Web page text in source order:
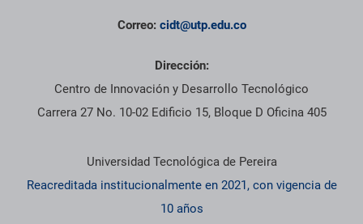
Correo: cidt@utp.edu.co
Dirección:
Centro de Innovación y Desarrollo Tecnológico
Carrera 27 No. 10-02 Edificio 15, Bloque D Oficina 405
Información institucional
Universidad Tecnológica de Pereira
Reacreditada institucionalmente en 2021, con vigencia de
10 años